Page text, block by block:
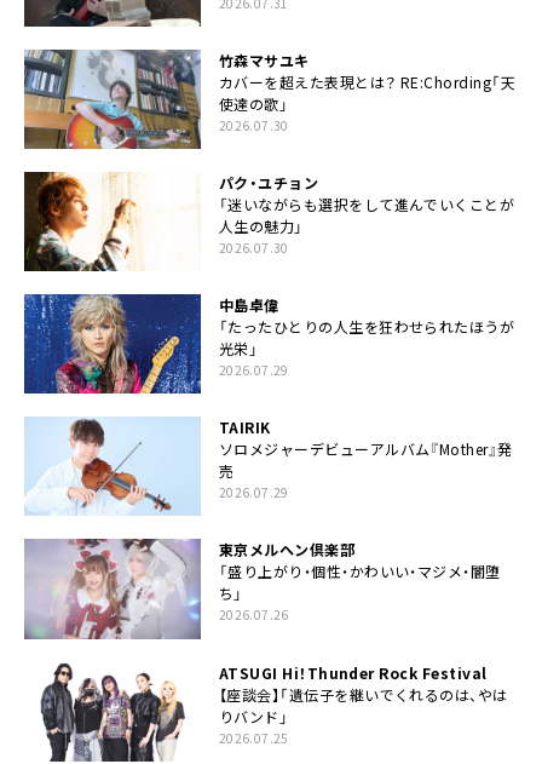
竹森マサユキ
カバーを超えた表現とは？ RE:Chording「天
使達の歌」
2026.07.30
パク・ユチョン
「迷いながらも選択をして進んでいくことが
人生の魅力」
2026.07.30
中島卓偉
「たったひとりの人生を狂わせられたほうが
光栄」
2026.07.29
TAIRIK
ソロメジャーデビューアルバム『Mother』発
売
2026.07.29
東京メルヘン倶楽部
「盛り上がり・個性・かわいい・マジメ・闇堕
ち」
2026.07.26
ATSUGI Hi！Thunder Rock Festival
【座談会】「遺伝子を継いでくれるのは、やは
りバンド」
2026.07.25